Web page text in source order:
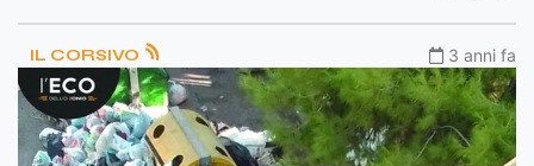
IL CORSIVO 3 anni fa